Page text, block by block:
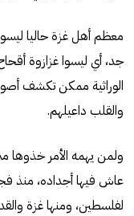
معظم أهل غزة حاليا
الوراثية ممكن تكشف
والقلب داعيلهم.
ولمن يهمه الأمر خذوها
عاش فيها أجداده، منذ
لفلسطين، ومنها غزة